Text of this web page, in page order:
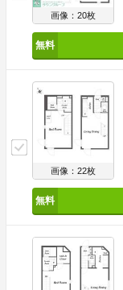
画像：20枚
画像：22枚